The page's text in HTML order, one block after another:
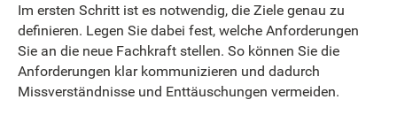
Im ersten Schritt ist es notwendig, die Ziele genau zu
definieren. Legen Sie dabei fest, welche Anforderungen
Sie an die neue Fachkraft stellen. So können Sie die
Anforderungen klar kommunizieren und dadurch
Missverständnisse und Enttäuschungen vermeiden.